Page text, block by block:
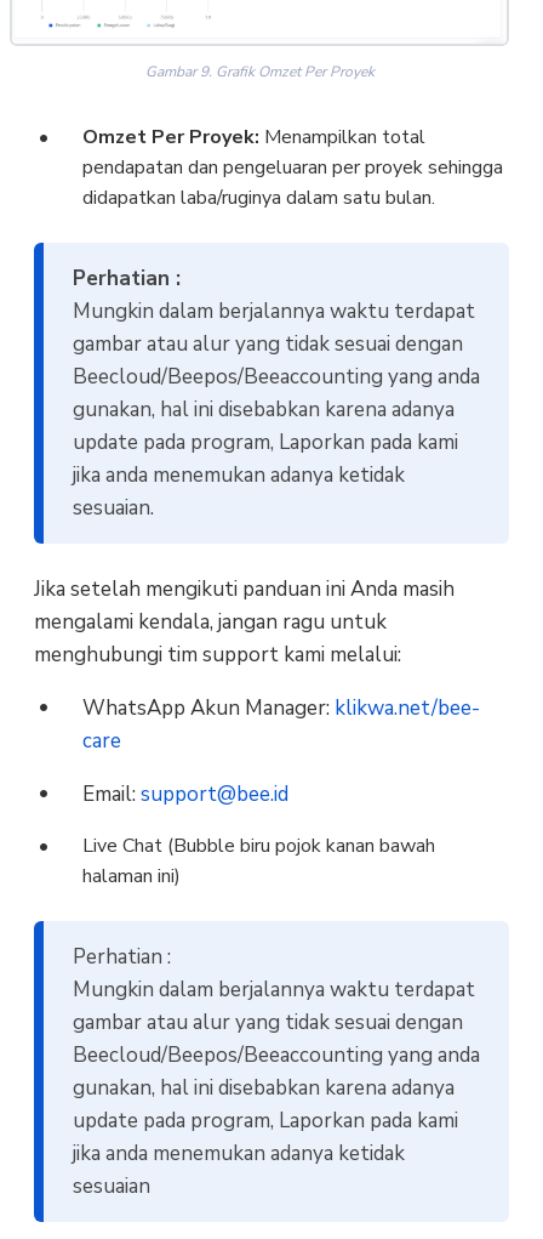
Gambar 9. Grafik Omzet Per Proyek
Omzet Per Proyek: Menampilkan total
pendapatan dan pengeluaran per proyek sehingga
didapatkan laba/ruginya dalam satu bulan.
Perhatian :
Mungkin dalam berjalannya waktu terdapat
gambar atau alur yang tidak sesuai dengan
Beecloud/Beepos/Beeaccounting yang anda
gunakan, hal ini disebabkan karena adanya
update pada program, Laporkan pada kami
jika anda menemukan adanya ketidak
sesuaian.
Jika setelah mengikuti panduan ini Anda masih
mengalami kendala, jangan ragu untuk
menghubungi tim support kami melalui:
WhatsApp Akun Manager: klikwa.net/bee-
care
Email: support@bee.id
Live Chat (Bubble biru pojok kanan bawah
halaman ini)
Perhatian :
Mungkin dalam berjalannya waktu terdapat
gambar atau alur yang tidak sesuai dengan
Beecloud/Beepos/Beeaccounting yang anda
gunakan, hal ini disebabkan karena adanya
update pada program, Laporkan pada kami
jika anda menemukan adanya ketidak
sesuaian